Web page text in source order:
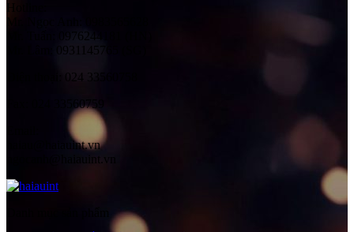
Hotline:
Mr. Ngọc Anh: 0983565628
Mr. Tuấn: 0976244181 (HN)
Mr. Lâm: 0931145765 (SG)
024 33560759
haiau@haiauint.vn